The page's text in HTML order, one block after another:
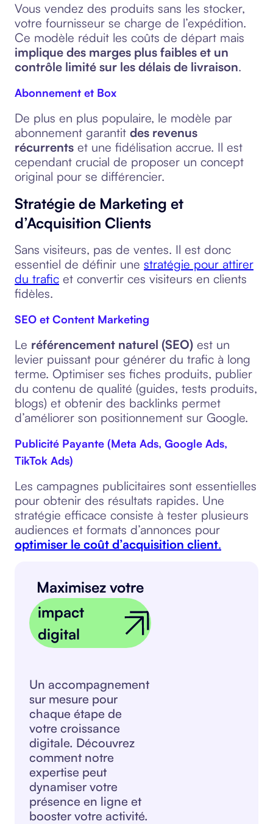
Vous vendez des produits sans les stocker,
votre fournisseur se charge de l’expédition.
Ce modèle réduit les coûts de départ mais
implique des marges plus faibles et un
contrôle limité sur les délais de livraison.
Abonnement et Box
De plus en plus populaire, le modèle par
abonnement garantit des revenus
récurrents et une fidélisation accrue. Il est
cependant crucial de proposer un concept
original pour se différencier.
Stratégie de Marketing et
d’Acquisition Clients
Sans visiteurs, pas de ventes. Il est donc
essentiel de définir une stratégie pour attirer
du trafic et convertir ces visiteurs en clients
fidèles.
SEO et Content Marketing
Le référencement naturel (SEO) est un
levier puissant pour générer du trafic à long
terme. Optimiser ses fiches produits, publier
du contenu de qualité (guides, tests produits,
blogs) et obtenir des backlinks permet
d’améliorer son positionnement sur Google.
Publicité Payante (Meta Ads, Google Ads,
TikTok Ads)
Les campagnes publicitaires sont essentielles
pour obtenir des résultats rapides. Une
stratégie efficace consiste à tester plusieurs
audiences et formats d’annonces pour
optimiser le coût d’acquisition client.
Maximisez votre
impact
digital
Un accompagnement
sur mesure pour
chaque étape de
votre croissance
digitale. Découvrez
comment notre
expertise peut
dynamiser votre
présence en ligne et
booster votre activité.